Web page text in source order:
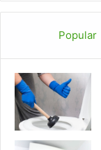
Popular